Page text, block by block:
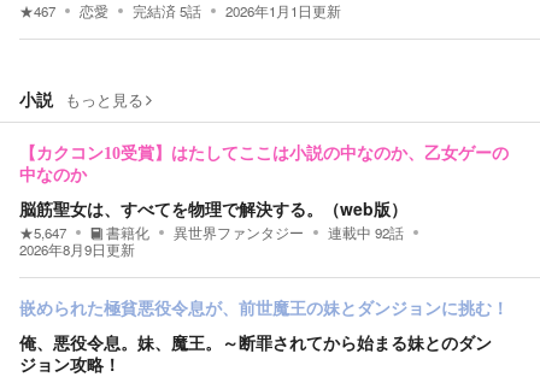
★467 恋愛 完結済5話 2026年1月1日更新
小説 もっと見る
【カクコン10受賞】はたしてここは小説の中なのか、乙女ゲーの
中なのか
脳筋聖女は、すべてを物理で解決する。（web版）
★5,647 書籍化 異世界ファンタジー 連載中 92話
2026年8月9日更新
嵌められた極貧悪役令息が、前世魔王の妹とダンジョンに挑む！
俺、悪役令息。妹、魔王。～断罪されてから始まる妹とのダン
ジョン攻略！